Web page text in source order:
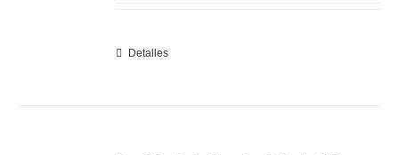
Detalles